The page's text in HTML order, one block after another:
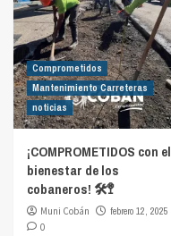
Comprometidos
Mantenimiento Carreteras
noticias
¡COMPROMETIDOS con el
bienestar de los
cobaneros! 🛠️🚏
Muni Cobán
febrero 12, 2025
0